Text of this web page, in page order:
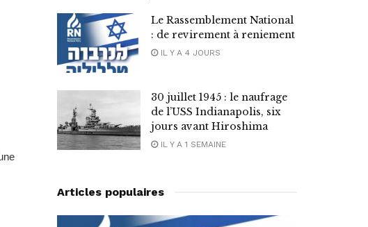
Le Rassemblement National
: de revirement à reniement
IL Y A 4 JOURS
30 juillet 1945 : le naufrage
de l’USS Indianapolis, six
jours avant Hiroshima
IL Y A 1 SEMAINE
Articles populaires